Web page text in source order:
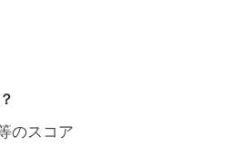
のスコア